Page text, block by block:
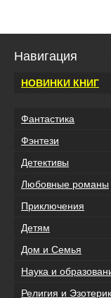
Навигация
НОВИНКИ КНИГ
Фантастика
Фэнтези
Детективы
Любовные романы
Приключения
Детям
Дом и Семья
Наука и
Религия и